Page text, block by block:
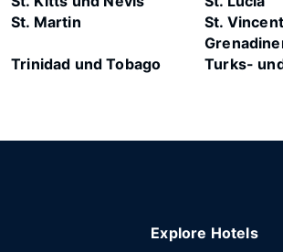
St. Martin
St.
Trinidad und Tobago
Turks-
Explore Hotels